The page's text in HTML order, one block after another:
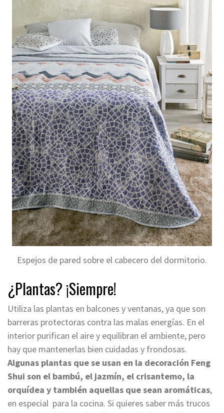
Espejos de pared sobre el cabecero del dormitorio.
¿Plantas? ¡Siempre!
Utiliza las plantas en balcones y ventanas, ya que son
barreras protectoras contra las malas energías. En el
interior purifican el aire y equilibran el ambiente, pero
hay que mantenerlas bien cuidadas y frondosas.
Algunas plantas que se usan en la decoración Feng
Shui son el bambú, el jazmín, el crisantemo, la
orquídea y también aquellas que sean aromáticas,
en especial para la cocina. Si quieres saber más trucos